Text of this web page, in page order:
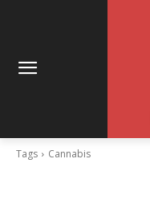
Tags Cannabis